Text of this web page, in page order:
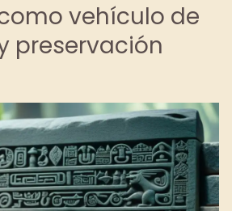
vehículo de
preservación